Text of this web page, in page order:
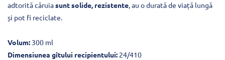
adtorită căruiasunt solide, rezistente, au o durată de viață lungă
și pot fi reciclate.
Volum: 300 ml
Dimensiunea gîtului recipientului: 24/410